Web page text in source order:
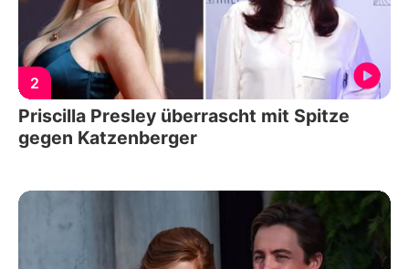
2
Priscilla Presley überrascht mit Spitze
gegen Katzenberger